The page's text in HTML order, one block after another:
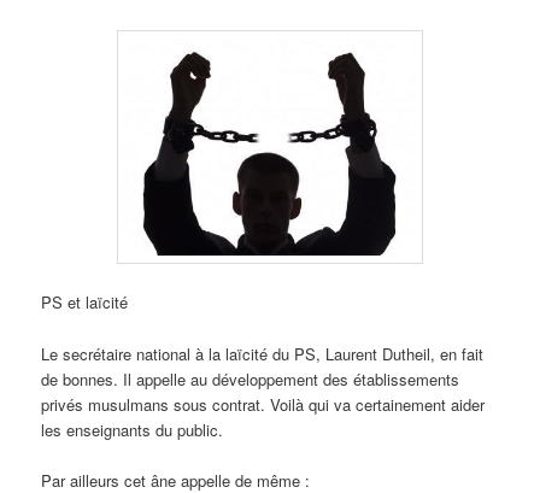
PS et laïcité
Le secrétaire national à la laïcité du PS, Laurent Dutheil, en fait
de bonnes. Il appelle au développement des établissements
privés musulmans sous contrat. Voilà qui va certainement aider
les enseignants du public.
Par ailleurs cet âne appelle de même :